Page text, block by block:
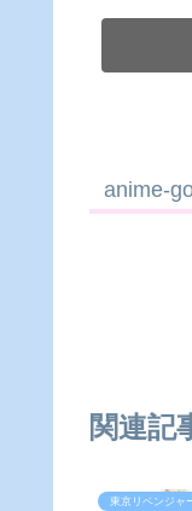
anime-
関連記
東京リベンジャ